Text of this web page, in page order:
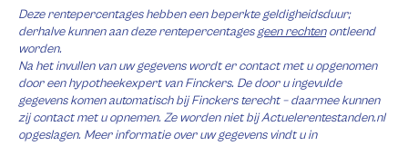
Deze rentepercentages hebben een beperkte geldigheidsduur;
derhalve kunnen aan deze rentepercentagesgeen rechtenontleend
worden.
Na het invullen van uw gegevens wordt er contact met u opgenomen
door een hypotheekexpert van Finckers. De door u ingevulde
gegevens komen automatisch bij Finckers terecht – daarmee kunnen
zij contact met u opnemen. Ze worden niet bij Actuelerentestanden.nl
opgeslagen. Meer informatie over uw gegevens vindt u in